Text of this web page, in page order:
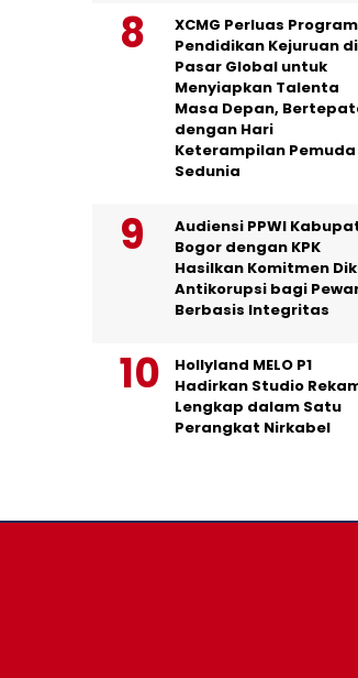
XCMG Perluas Program
Pendidikan Kejuruan di
Pasar Global untuk
Menyiapkan Talenta
Masa Depan,
dengan Hari
Keterampilan Pemuda
Sedunia
Audiensi PPWI
Bogor dengan KPK
Hasilkan Komitmen
Antikorupsi bagi
Berbasis Integritas
Hollyland MELO P1
Hadirkan Studio
Lengkap dalam Satu
Perangkat Nirkabel